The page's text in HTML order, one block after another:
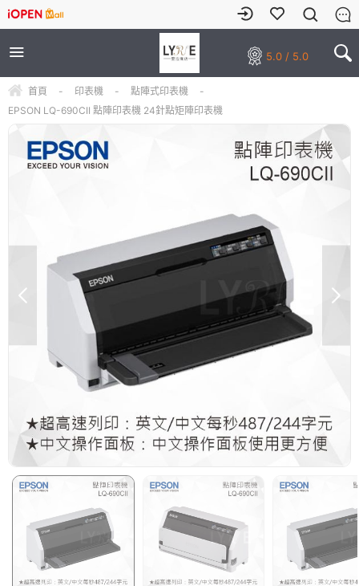
5.0 / 5.0
首頁 - 印表機 - 點陣式印表機
-
EPSON LQ-690CII 點陣印表機 24針點矩陣印表機